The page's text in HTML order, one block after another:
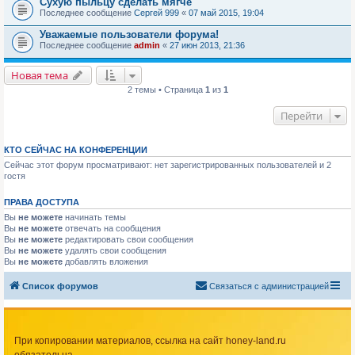
Последнее сообщение Сергей 999 « 07 май 2015, 19:04
Уважаемые пользователи форума!
Последнее сообщение admin « 27 июн 2013, 21:36
Новая тема
2 темы • Страница 1 из 1
Перейти
КТО СЕЙЧАС НА КОНФЕРЕНЦИИ
Сейчас этот форум просматривают: нет зарегистрированных пользователей и 2
гостя
ПРАВА ДОСТУПА
Вы не можете начинать темы
Вы не можете отвечать на сообщения
Вы не можете редактировать свои сообщения
Вы не можете удалять свои сообщения
Вы не можете добавлять вложения
Список форумов Связаться с администрацией
При копировании материалов, ссылка на сайт honey-land.ru